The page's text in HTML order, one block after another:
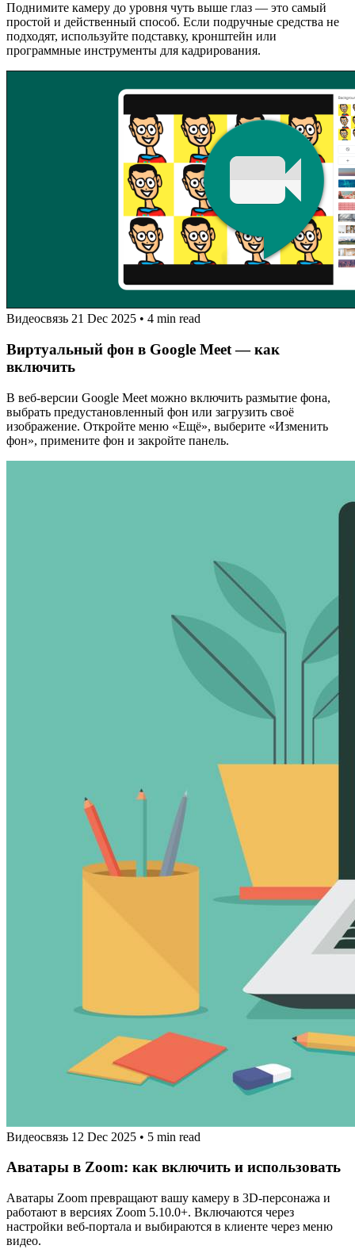
Поднимите камеру до уровня чуть выше глаз — это самый
простой и действенный способ. Если подручные средства не
подходят, используйте подставку, кронштейн или
программные инструменты для кадрирования.
Видеосвязь 21 Dec 2025 • 4 min read
Виртуальный фон в Google Meet — как
включить
В веб-версии Google Meet можно включить размытие фона,
выбрать предустановленный фон или загрузить своё
изображение. Откройте меню «Ещё», выберите «Изменить
фон», примените фон и закройте панель.
Видеосвязь 12 Dec 2025 • 5 min read
Аватары в Zoom: как включить и использовать
Аватары Zoom превращают вашу камеру в 3D-персонажа и
работают в версиях Zoom 5.10.0+. Включаются через
настройки веб-портала и выбираются в клиенте через меню
видео.